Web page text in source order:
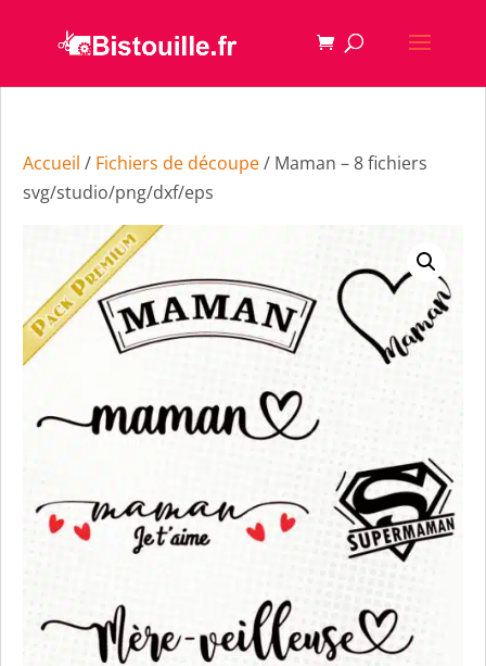
Accueil / Fichiers de découpe/ Maman – 8 fichiers
svg/studio/png/dxf/eps